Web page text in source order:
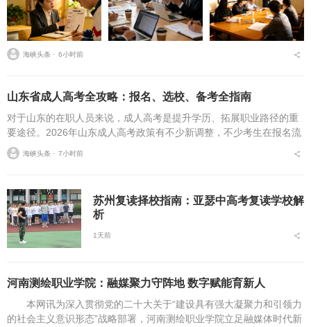
海峡头条 ⋅ 6小时前
山东省成人高考全攻略：报名、选校、备考全指南
对于山东的在职人员来说，成人高考是提升学历、拓展职业路径的重
要途径。2026年山东成人高考政策有不少新调整，不少考生在报名流
程、条件筛选、院校选择等方面存在诸多疑问，本文将从报名全流
程、报考条件、院校...
海峡头条 ⋅ 7小时前
苏州复读择校指南：亚瑟中高考复读学校解
析
1天前
河南测绘职业学院：融媒聚力守阵地 数字赋能育新人
本网讯为深入贯彻党的二十大关于“建设具有强大凝聚力和引领力
的社会主义意识形态”战略部署，河南测绘职业学院立足融媒体时代新